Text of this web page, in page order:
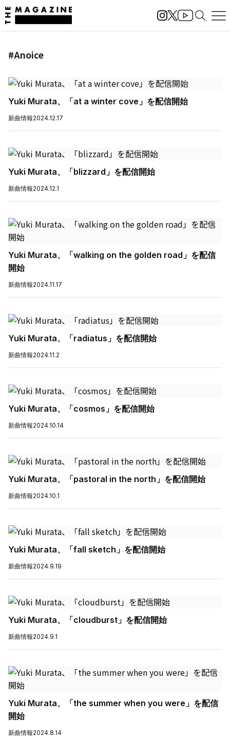
#Anoice
Yuki Murata、「at a winter cove」を配信開始
新曲情報2024.12.17
Yuki Murata、「blizzard」を配信開始
新曲情報2024.12.1
Yuki Murata、「walking on the golden road」を配信
開始
新曲情報2024.11.17
Yuki Murata、「radiatus」を配信開始
新曲情報2024.11.2
Yuki Murata、「cosmos」を配信開始
新曲情報2024.10.14
Yuki Murata、「pastoral in the north」を配信開始
新曲情報2024.10.1
Yuki Murata、「fall sketch」を配信開始
新曲情報2024.9.19
Yuki Murata、「cloudburst」を配信開始
新曲情報2024.9.1
Yuki Murata、「the summer when you were」を配信
開始
新曲情報2024.8.14